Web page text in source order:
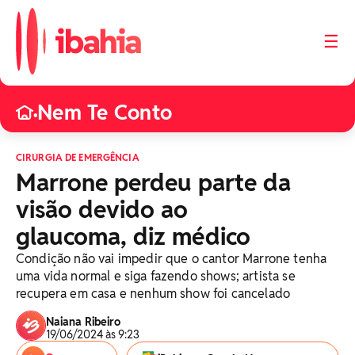
☰
•Nem Te Conto
CIRURGIA DE EMERGÊNCIA
Marrone perdeu parte da
visão devido ao
glaucoma, diz médico
Condição não vai impedir que o cantor Marrone tenha
uma vida normal e siga fazendo shows; artista se
recupera em casa e nenhum show foi cancelado
Naiana Ribeiro
19/06/2024 às 9:23